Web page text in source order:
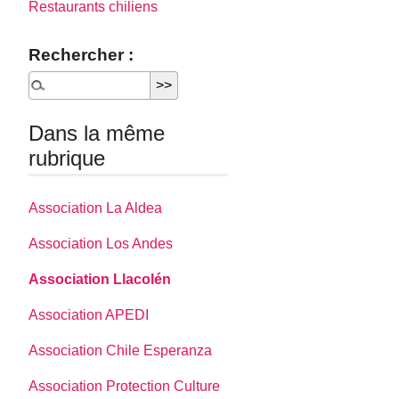
Restaurants chiliens
Rechercher :
Dans la même
rubrique
Association La Aldea
Association Los Andes
Association Llacolén
Association APEDI
Association Chile Esperanza
Association Protection Culture